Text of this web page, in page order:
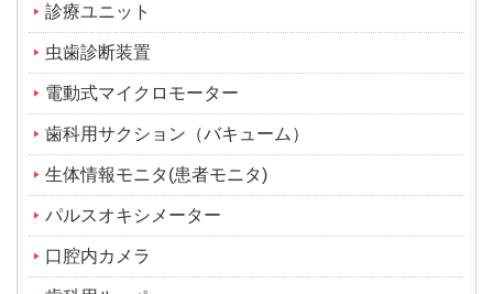
診療ユニット
虫歯診断装置
電動式マイクロモーター
歯科用サクション（バキューム）
生体情報モニタ(患者モニタ)
パルスオキシメーター
口腔内カメラ